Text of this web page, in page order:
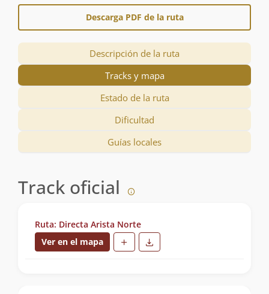
Descarga PDF de la ruta
Descripción de la ruta
Tracks y mapa
Estado de la ruta
Dificultad
Guías locales
Track oficial
Ruta: Directa Arista Norte
Ver en el mapa